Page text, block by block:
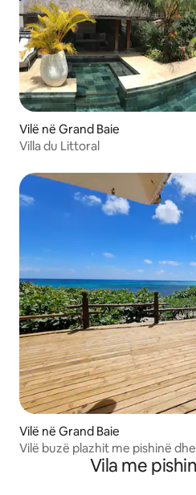
Vilë në Grand Baie
Villa du Littoral
Vilë në Grand Baie
Vilë buzë plazhit me pishinë
Vila me